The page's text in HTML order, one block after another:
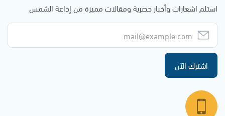
استلم اشعارات وأخبار حصرية ومقالات مميزة من إذاعة الشمس
اشترك الآن